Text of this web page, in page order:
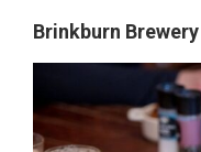
Brinkburn Brewery